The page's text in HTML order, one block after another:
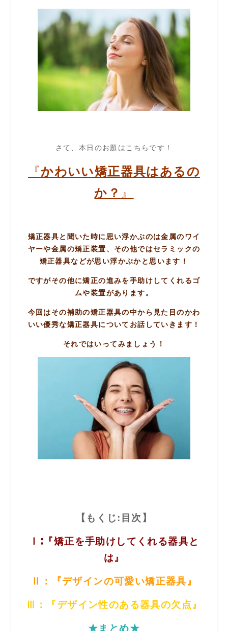
さて、本日のお題はこちらです！
『かわいい矯正器具はあるの
か？ 』
矯正器具と聞いた時に思い浮かぶのは金属のワイ
ヤーや金属の矯正装置、その他ではセラミックの
矯正器具などが思い浮かぶかと思います！
ですがその他に矯正の進みを手助けしてくれるゴ
ムや装置があります。
今回はその補助の矯正器具の中から見た目のかわ
いい優秀な矯正器具についてお話していきます！
それではいってみましょう！
【もくじ:目次】
Ⅰ∶『矯正を手助けしてくれる器具と
は』
Ⅱ：『デザインの可愛い矯正器具』
Ⅲ：『デザイン性のある器具の欠点』
★まとめ★